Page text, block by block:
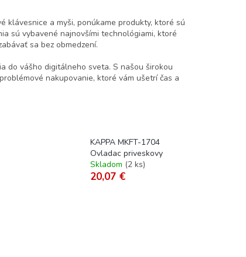
klávesnice a myši, ponúkame produkty, ktoré sú
sú vybavené najnovšími technológiami, ktoré
sa bez obmedzení.
do vášho digitálneho sveta. S našou širokou
nakupovanie, ktoré vám ušetrí čas a
KAPPA MKFT-1704
Ovladac priveskovy
Skladom (2 ks)
20,07 €